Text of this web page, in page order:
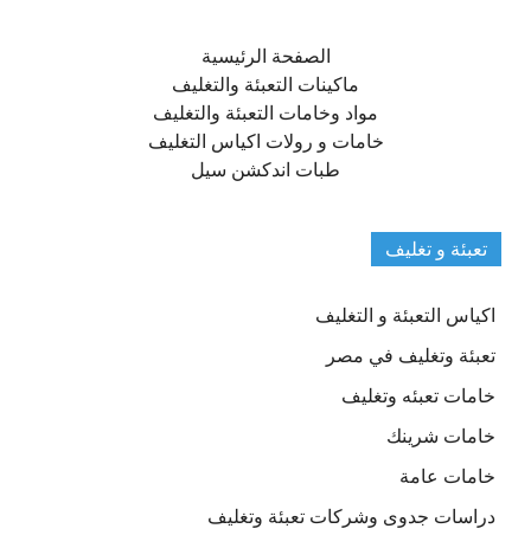
الصفحة الرئيسية
ماكينات التعبئة والتغليف
مواد وخامات التعبئة والتغليف
خامات و رولات اكياس التغليف
طبات اندكشن سيل
تعبئة و تغليف
اكياس التعبئة و التغليف
تعبئة وتغليف في مصر
خامات تعبئه وتغليف
خامات شرينك
خامات عامة
دراسات جدوى وشركات تعبئة وتغليف